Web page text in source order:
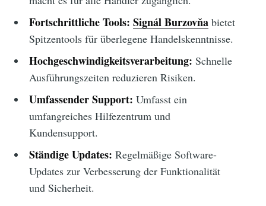
Fortschrittliche Tools: Signál Burzovňabietet
Spitzentools für überlegene Handelskenntnisse.
Hochgeschwindigkeitsverarbeitung: Schnelle
Ausführungszeiten reduzieren Risiken.
Umfassender Support: Umfasst ein
umfangreiches Hilfezentrum und
Kundensupport.
Ständige Updates: Regelmäßige Software-
Updates zur Verbesserung der Funktionalität
und Sicherheit.